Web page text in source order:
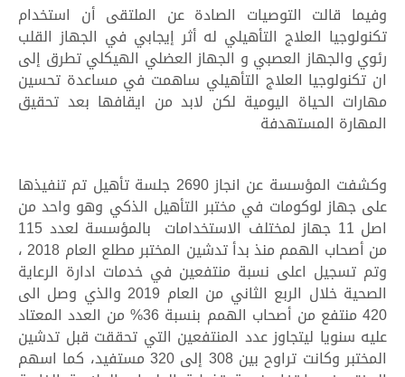
وفيما قالت التوصيات الصادة عن الملتقى أن استخدام
تكنولوجيا العلاج التأهيلي له أثر إيجابي في الجهاز القلب
رئوي والجهاز العصبي و الجهاز العضلي الهيكلي تطرق إلى
ان تكنولوجيا العلاج التأهيلي ساهمت في مساعدة تحسين
مهارات الحياة اليومية لكن لابد من ايقافها بعد تحقيق
المهارة المستهدفة
وكشفت المؤسسة عن انجاز 2690 جلسة تأهيل تم تنفيذها
على جهاز لوكومات في مختبر التأهيل الذكي وهو واحد من
اصل 11 جهاز لمختلف الاستخدامات بالمؤسسة لعدد 115
من أصحاب الهمم منذ بدأ تدشين المختبر مطلع العام 2018 ،
وتم تسجيل اعلى نسبة منتفعين في خدمات ادارة الرعاية
الصحية خلال الربع الثاني من العام 2019 والذي وصل الى
420 منتفع من أصحاب الهمم بنسبة 36% من العدد المعتاد
عليه سنويا ليتجاوز عدد المنتفعين التي تحققت قبل تدشين
المختبر وكانت تراوح بين 308 إلى 320 مستفيد، كما اسهم